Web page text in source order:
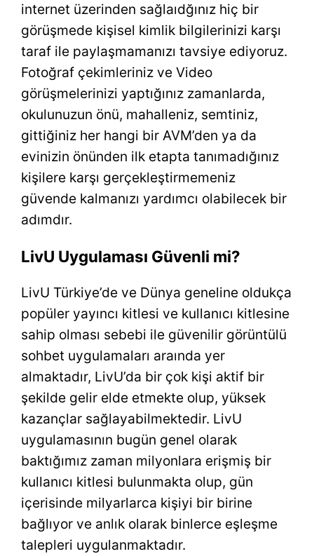
internet üzerinden sağlaıdğınız hiç bir
görüşmede kişisel kimlik bilgilerinizi karşı
taraf ile paylaşmamanızı tavsiye ediyoruz.
Fotoğraf çekimleriniz ve Video
görüşmelerinizi yaptığınız zamanlarda,
okulunuzun önü, mahalleniz, semtiniz,
gittiğiniz her hangi bir AVM’den ya da
evinizin önünden ilk etapta tanımadığınız
kişilere karşı gerçekleştirmemeniz
güvende kalmanızı yardımcı olabilecek bir
adımdır.
LivU Uygulaması Güvenli mi?
LivU Türkiye’de ve Dünya geneline oldukça
popüler yayıncı kitlesi ve kullanıcı kitlesine
sahip olması sebebi ile güvenilir görüntülü
sohbet uygulamaları araında yer
almaktadır, LivU’da bir çok kişi aktif bir
şekilde gelir elde etmekte olup, yüksek
kazançlar sağlayabilmektedir. LivU
uygulamasının bugün genel olarak
baktığımız zaman milyonlara erişmiş bir
kullanıcı kitlesi bulunmakta olup, gün
içerisinde milyarlarca kişiyi bir birine
bağlıyor ve anlık olarak binlerce eşleşme
talepleri uygulanmaktadır.